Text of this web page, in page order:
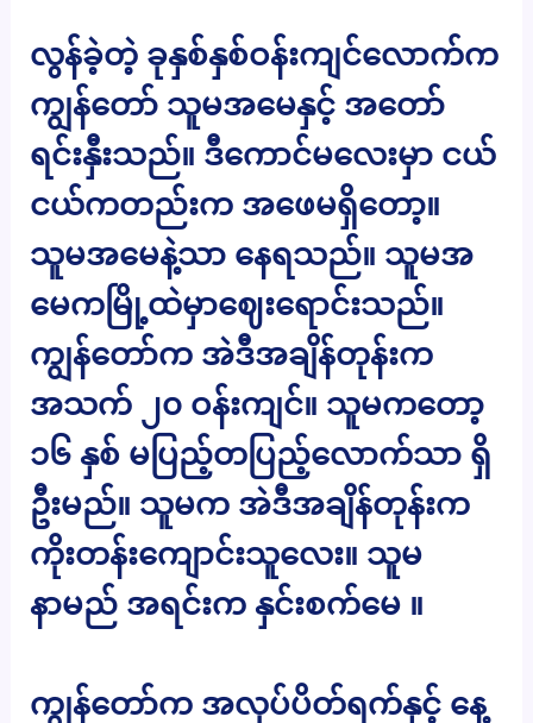
လွန်ခဲ့တဲ့ ခုနှစ်နှစ်ဝန်းကျင်လောက်က
ကျွန်တော် သူမအမေနှင့် အတော်
ရင်းနှီးသည်။ ဒီကောင်မလေးမှာ ငယ်
ငယ်ကတည်းက အဖေမရှိတော့။
သူမအမေနဲ့သာ နေရသည်။ သူမအ
မေကမြို့ထဲမှာဈေးရောင်းသည်။
ကျွန်တော်က အဲဒီအချိန်တုန်းက
အသက် ၂၀ ဝန်းကျင်။ သူမကတော့
၁၆ နှစ် မပြည့်တပြည့်လောက်သာ ရှိ
ဦးမည်။ သူမက အဲဒီအချိန်တုန်းက
ကိုးတန်းကျောင်းသူလေး။ သူမ
နာမည် အရင်းက နှင်းစက်မေ ။
ကျွန်တော်က အလုပ်ပိတ်ရက်နှင့် နေ့